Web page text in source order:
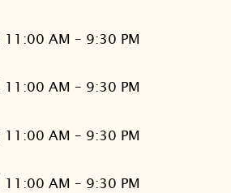
11:00 AM – 9:30 PM
11:00 AM – 9:30 PM
11:00 AM – 9:30 PM
11:00 AM – 9:30 PM